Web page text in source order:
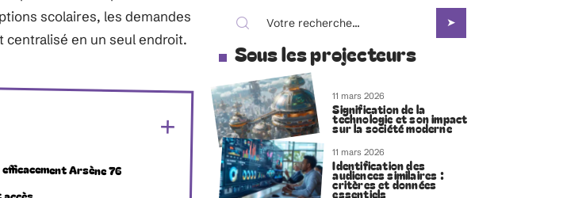
scolaires, les demandes
centralisé en un seul endroit.
Arsène 76
Sous les projecteurs
11 mars 2026
Signification de la
technologie et son impact
sur la société moderne
11 mars 2026
Identification des
audiences similaires :
critères et données
essentiels